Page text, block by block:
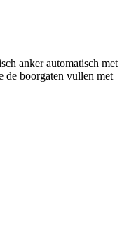
anker automatisch met
de boorgaten vullen met